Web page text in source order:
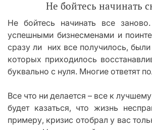
Не бойтесь начинать
Не бойтесь начинать все
успешными бизнесменами и
сразу ли них все получилось,
которых приходилось
буквально с нуля. Многие ответят
Все что ни делается – все к
будет казаться, что жизнь
примеру, кризис отобрал у вас